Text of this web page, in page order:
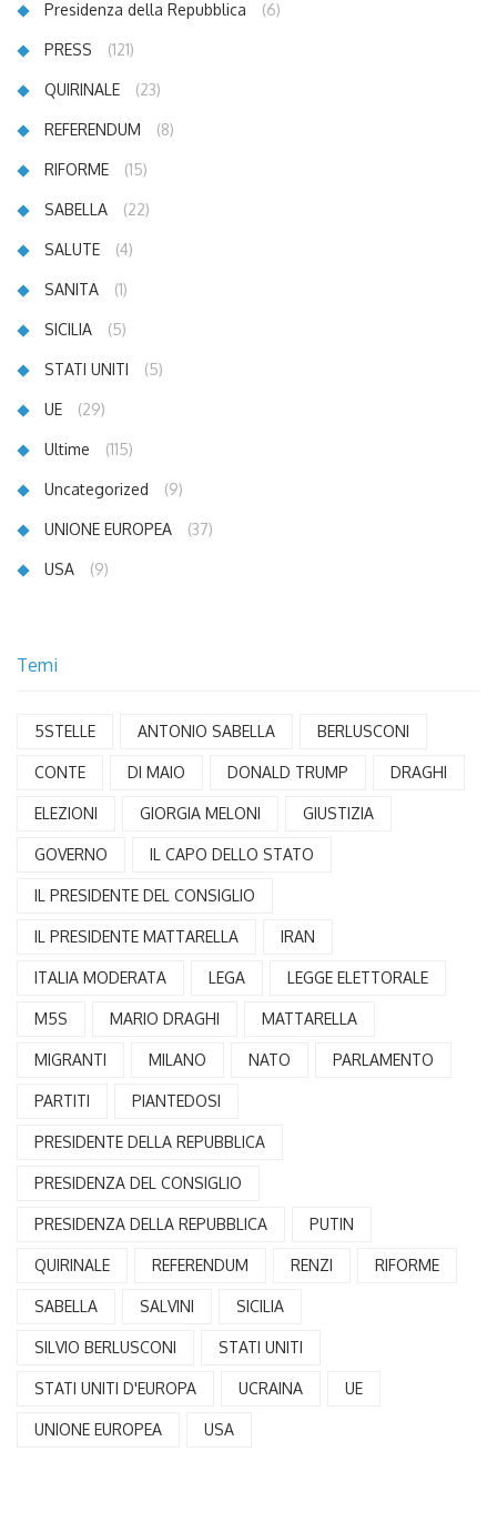
Presidenza della Repubblica (6)
PRESS (121)
QUIRINALE (23)
REFERENDUM (8)
RIFORME (15)
SABELLA (22)
SALUTE (4)
SANITA (1)
SICILIA (5)
STATI UNITI (5)
UE (29)
Ultime (115)
Uncategorized (9)
UNIONE EUROPEA (37)
USA (9)
Temi
5STELLE ANTONIO SABELLA BERLUSCONI
CONTE DI MAIO DONALD TRUMP DRAGHI
ELEZIONI GIORGIA MELONI GIUSTIZIA
GOVERNO IL CAPO DELLO STATO
IL PRESIDENTE DEL CONSIGLIO
IL PRESIDENTE MATTARELLA IRAN
ITALIA MODERATA LEGA LEGGE ELETTORALE
M5S MARIO DRAGHI MATTARELLA
MIGRANTI MILANO NATO PARLAMENTO
PARTITI PIANTEDOSI
PRESIDENTE DELLA REPUBBLICA
PRESIDENZA DEL CONSIGLIO
PRESIDENZA DELLA REPUBBLICA PUTIN
QUIRINALE REFERENDUM RENZI RIFORME
SABELLA SALVINI SICILIA
SILVIO BERLUSCONI STATI UNITI
STATI UNITI D'EUROPA UCRAINA UE
UNIONE EUROPEA USA